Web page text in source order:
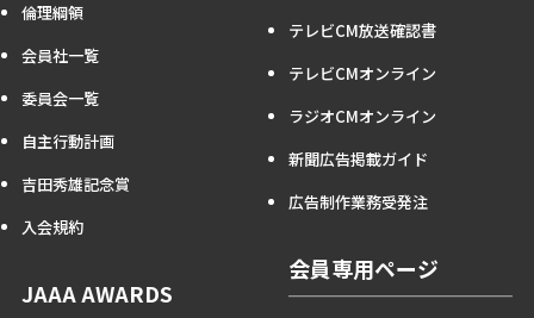
倫理綱領
会員社一覧
委員会一覧
自主行動計画
吉田秀雄記念賞
入会規約
JAAA AWARDS
テレビCM放送確認書
テレビCMオンライン
ラジオCMオンライン
新聞広告掲載ガイド
広告制作業務受発注
会員専用ページ